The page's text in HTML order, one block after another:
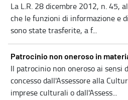
La L.R. 28 dicembre 2012, n. 45,
che le funzioni di informazione e
sono state trasferite, a f...
Patrocinio non oneroso in
Il patrocinio non oneroso ai sensi
concesso dall'Assessore alla
imprese culturali o dall'Assess...